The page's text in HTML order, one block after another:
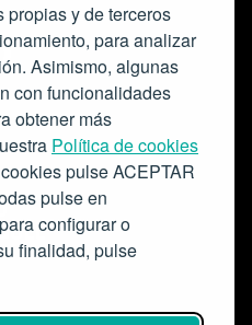
propias y de terceros
para analizar
Asimismo, algunas
con funcionalidades
obtener más
Política de cookies
pulse ACEPTAR
pulse en
configurar o
finalidad, pulse